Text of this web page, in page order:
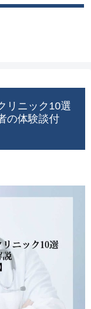
リニック10選
の体験談付